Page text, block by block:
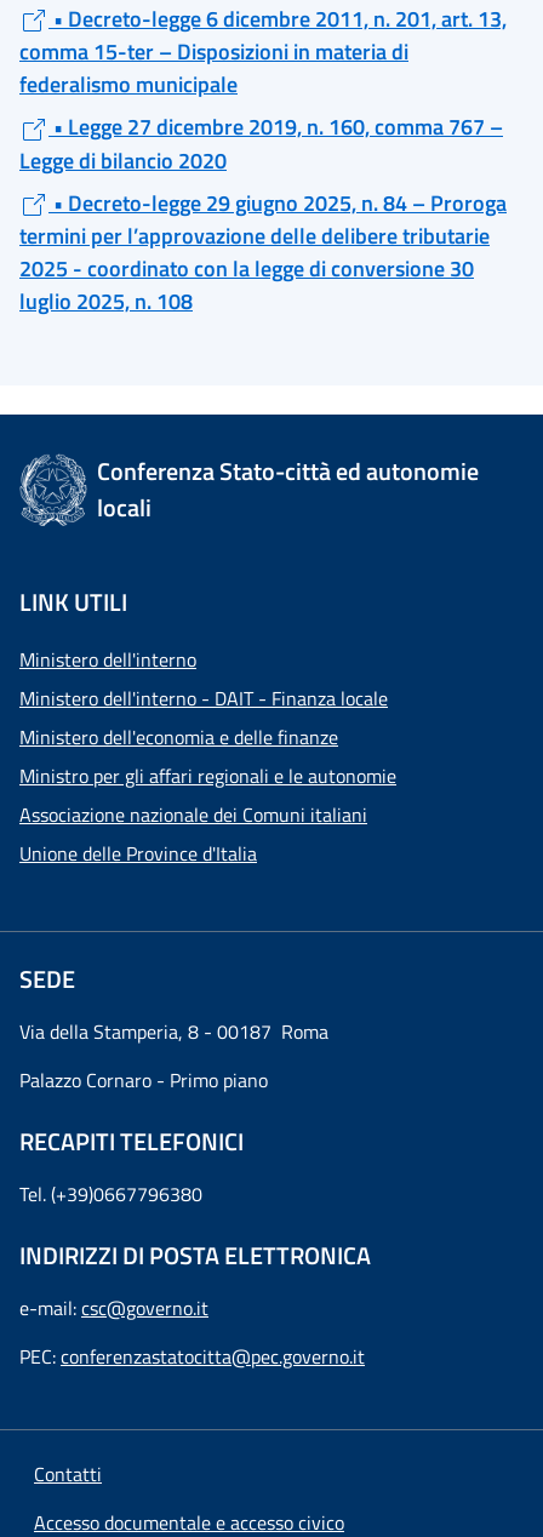
• Decreto-legge 6 dicembre 2011, n. 201, art. 13,
comma 15-ter – Disposizioni in materia di
federalismo municipale
• Legge 27 dicembre 2019, n. 160, comma 767 –
Legge di bilancio 2020
• Decreto-legge 29 giugno 2025, n. 84 – Proroga
termini per l’approvazione delle delibere tributarie
2025 - coordinato con la legge di conversione 30
luglio 2025, n. 108
Conferenza Stato-città ed autonomie
locali
LINK UTILI
Ministero dell'interno
Ministero dell'interno - DAIT - Finanza locale
Ministero dell'economia e delle finanze
Ministro per gli affari regionali e le autonomie
Associazione nazionale dei Comuni italiani
Unione delle Province d'Italia
SEDE
Via della Stamperia, 8 - 00187 Roma
Palazzo Cornaro - Primo piano
RECAPITI TELEFONICI
Tel. (+39)0667796380
INDIRIZZI DI POSTA ELETTRONICA
e-mail:csc@governo.it
PEC:conferenzastatocitta@pec.governo.it
Contatti
Accesso documentale e accesso civico